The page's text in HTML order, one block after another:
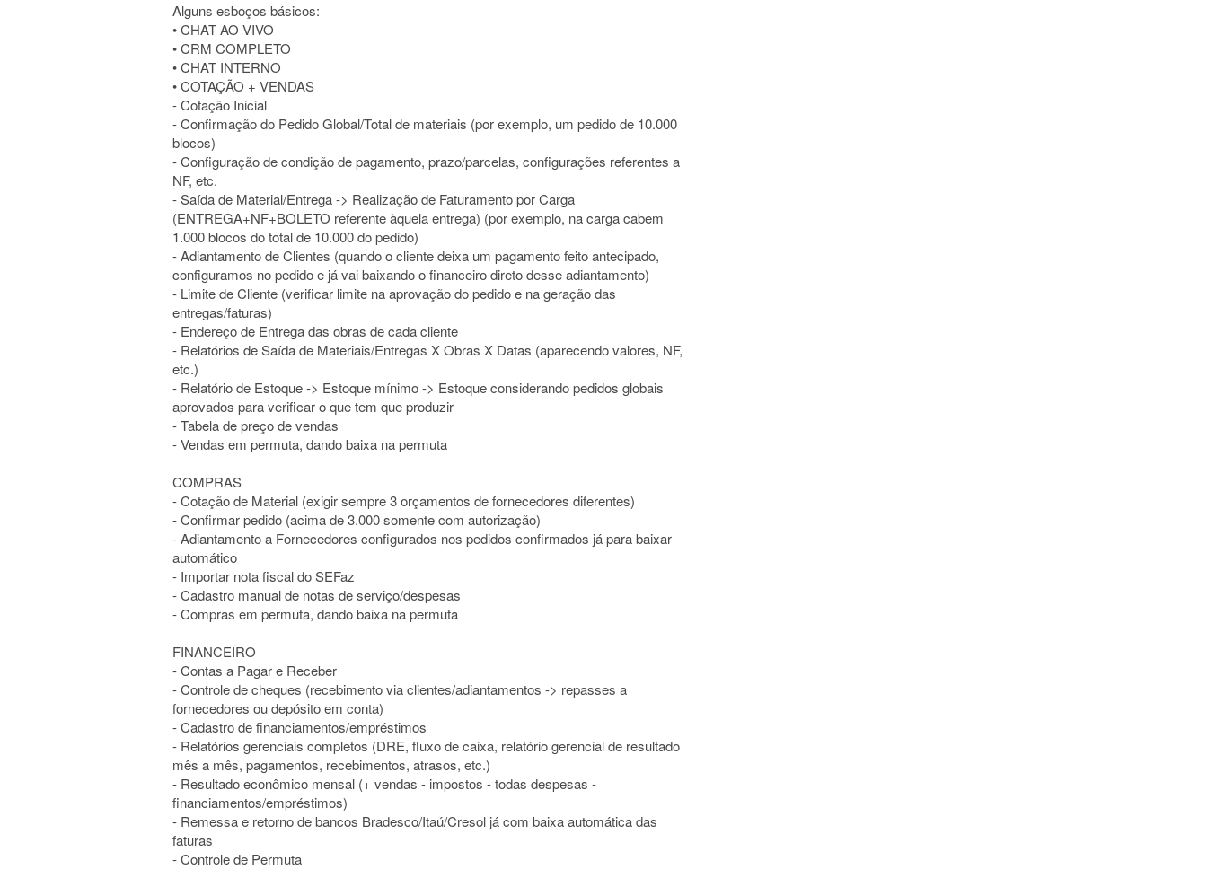
Alguns esboços básicos:
• CHAT AO VIVO
• CRM COMPLETO
• CHAT INTERNO
• COTAÇÃO + VENDAS
- Cotação Inicial
- Confirmação do Pedido Global/Total de materiais (por exemplo, um pedido de 10.000
blocos)
- Configuração de condição de pagamento, prazo/parcelas, configurações referentes a
NF, etc.
- Saída de Material/Entrega -> Realização de Faturamento por Carga
(ENTREGA+NF+BOLETO referente àquela entrega) (por exemplo, na carga cabem
1.000 blocos do total de 10.000 do pedido)
- Adiantamento de Clientes (quando o cliente deixa um pagamento feito antecipado,
configuramos no pedido e já vai baixando o financeiro direto desse adiantamento)
- Limite de Cliente (verificar limite na aprovação do pedido e na geração das
entregas/faturas)
- Endereço de Entrega das obras de cada cliente
- Relatórios de Saída de Materiais/Entregas X Obras X Datas (aparecendo valores, NF,
etc.)
- Relatório de Estoque -> Estoque mínimo -> Estoque considerando pedidos globais
aprovados para verificar o que tem que produzir
- Tabela de preço de vendas
- Vendas em permuta, dando baixa na permuta
COMPRAS
- Cotação de Material (exigir sempre 3 orçamentos de fornecedores diferentes)
- Confirmar pedido (acima de 3.000 somente com autorização)
- Adiantamento a Fornecedores configurados nos pedidos confirmados já para baixar
automático
- Importar nota fiscal do SEFaz
- Cadastro manual de notas de serviço/despesas
- Compras em permuta, dando baixa na permuta
FINANCEIRO
- Contas a Pagar e Receber
- Controle de cheques (recebimento via clientes/adiantamentos -> repasses a
fornecedores ou depósito em conta)
- Cadastro de financiamentos/empréstimos
- Relatórios gerenciais completos (DRE, fluxo de caixa, relatório gerencial de resultado
mês a mês, pagamentos, recebimentos, atrasos, etc.)
- Resultado econômico mensal (+ vendas - impostos - todas despesas -
financiamentos/empréstimos)
- Remessa e retorno de bancos Bradesco/Itaú/Cresol já com baixa automática das
faturas
- Controle de Permuta